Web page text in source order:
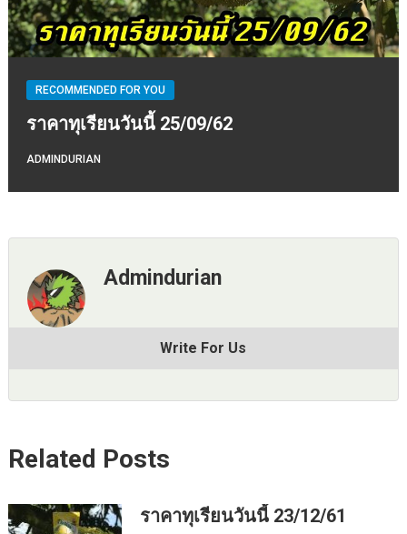
RECOMMENDED FOR YOU
ราคาทุเรียนวันนี้ 25/09/62
ADMINDURIAN
Admindurian
Write For Us
Related Posts
ราคาทุเรียนวันนี้ 23/12/61